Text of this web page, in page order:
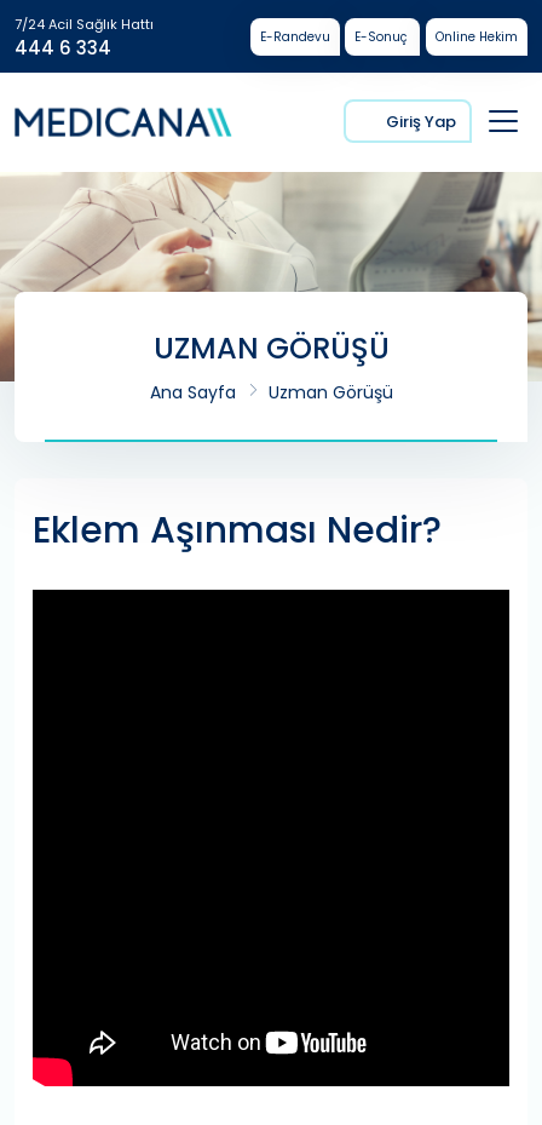
7/24 Acil Sağlık Hattı
444 6 334 E-Randevu E-Sonuç Online Hekim
Giriş Yap
UZMAN GÖRÜŞÜ
Ana Sayfa Uzman Görüşü
Eklem Aşınması Nedir?